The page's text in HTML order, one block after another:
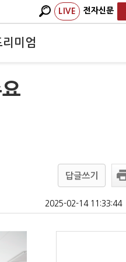
LIVE 전자신문
리미엄
답글쓰기
2025-02-14 11:33:44